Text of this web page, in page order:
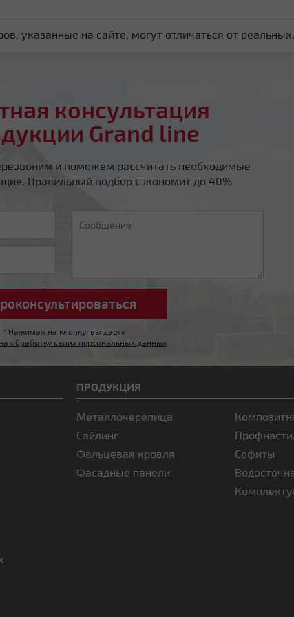
указанные на сайте, могут отличаться от реальных.
консультация
Grand line
и поможем рассчитать необходимые
Правильный подбор сэкономит до 40%
*Нажимая на кнопку, вы даете
обработку своих персональных данных
ПРОДУКЦИЯ
Металлочерепица
Сайдинг
Фальцевая кровля
Фасадные панели
Софиты